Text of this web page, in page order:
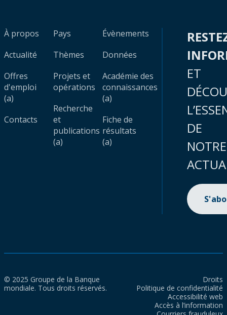
À propos
Actualité
Offres
d'emploi
(a)
Contacts
Pays
Thèmes
Projets et
opérations
Recherche
et
publications
(a)
Évènements
Données
Académie des
connaissances
(a)
Fiche de
résultats
(a)
ET
DE
NOTRE
© 2025 Groupe de la Banque
mondiale. Tous droits réservés.
Droits
Politique de confidentialité
Accessibilité web
Accès à l’information